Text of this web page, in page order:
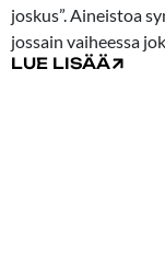
joskus”. Aineistoa
jossain vaiheessa
LUE LISÄÄ